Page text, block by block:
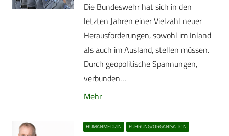
Die Bundeswehr hat sich in den
letzten Jahren einer Vielzahl neuer
Herausforderungen, sowohl im Inland
als auch im Ausland, stellen müssen.
Durch geopolitische Spannungen,
verbunden…
Mehr
HUMANMEDIZIN FÜHRUNG/ORGANISATION